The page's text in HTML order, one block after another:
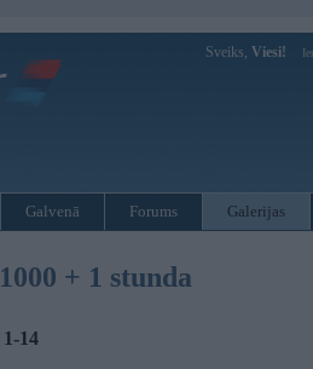
Sveiks, Viesi!
Galvenā Forums Galerijas
1000 + 1 stunda
1-14